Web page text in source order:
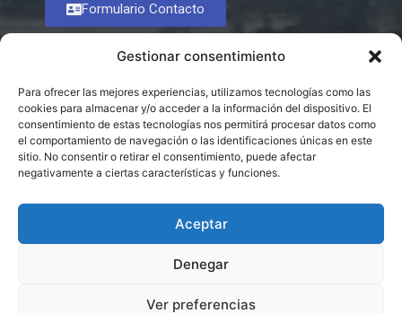
Gestionar consentimiento
Para ofrecer las mejores experiencias, utilizamos tecnologías como las
cookies para almacenar y/o acceder a la información del dispositivo. El
consentimiento de estas tecnologías nos permitirá procesar datos como
el comportamiento de navegación o las identificaciones únicas en este
sitio. No consentir o retirar el consentimiento, puede afectar
negativamente a ciertas características y funciones.
Aceptar
Denegar
Ver preferencias
Formulario Contacto